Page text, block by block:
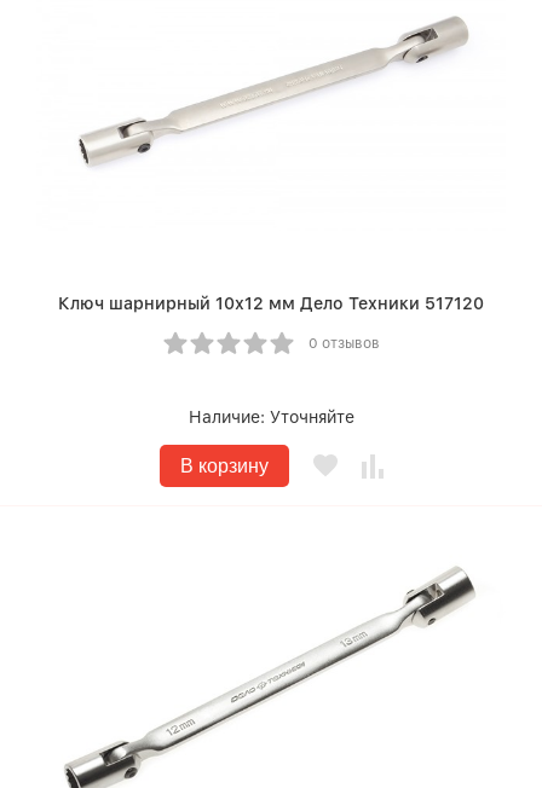
Ключ шарнирный 10х12 мм Дело Техники 517120
0 отзывов
Наличие: Уточняйте
В корзину